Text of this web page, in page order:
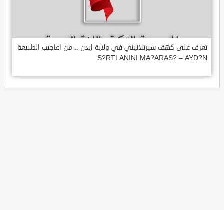
تعرف على كهف سيرتلانيني في ولاية ايدن .. من اعاجيب الطبيعة
S?RTLANINI MA?ARAS? – AYD?N